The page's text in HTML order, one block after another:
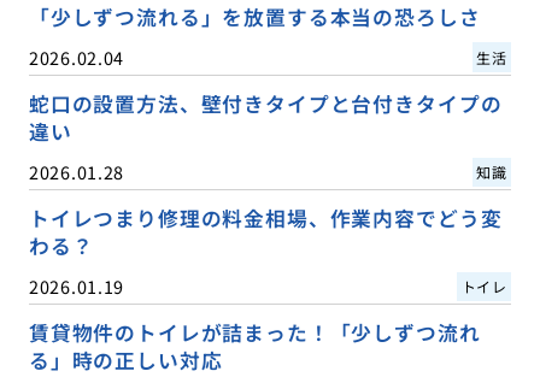
「少しずつ流れる」を放置する本当の恐ろしさ
2026.02.04 生活
蛇口の設置方法、壁付きタイプと台付きタイプの
違い
2026.01.28 知識
トイレつまり修理の料金相場、作業内容でどう変
わる？
2026.01.19 トイレ
賃貸物件のトイレが詰まった！「少しずつ流れ
る」時の正しい対応